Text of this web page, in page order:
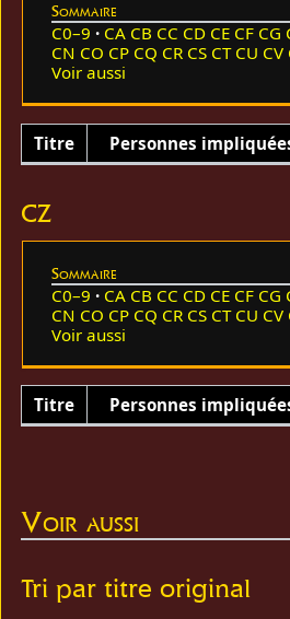
Sommaire
C0–9 CA CB CC CD CE CF CG
CN CO CP CQ CR CS CT CU CV
Voir aussi
Titre Personnes
CZ
Sommaire
C0–9 CA CB CC CD CE CF CG
CN CO CP CQ CR CS CT CU CV
Voir aussi
Titre Personnes
Voir aussi
Tri par titre original